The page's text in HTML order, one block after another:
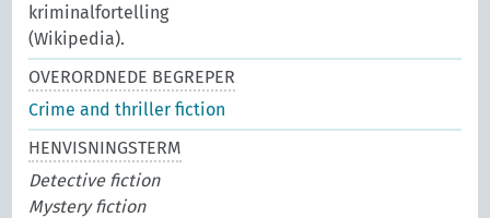
kriminalfortelling
(Wikipedia).
OVERORDNEDE BEGREPER
Crime and thriller fiction
HENVISNINGSTERM
Detective fiction
Mystery fiction